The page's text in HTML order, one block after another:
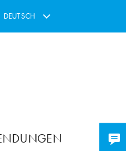
DEUTSCH